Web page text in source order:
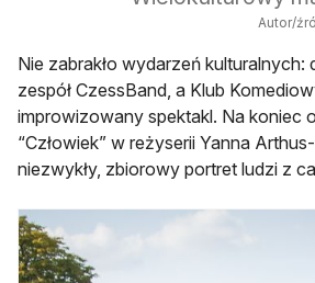
Autor/
Nie zabrakło wydarzeń kulturalnych:
zespół CzessBand, a Klub
improwizowany spektakl. Na koniec
“Człowiek” w reżyserii Yanna
niezwykły, zbiorowy portret ludzi z